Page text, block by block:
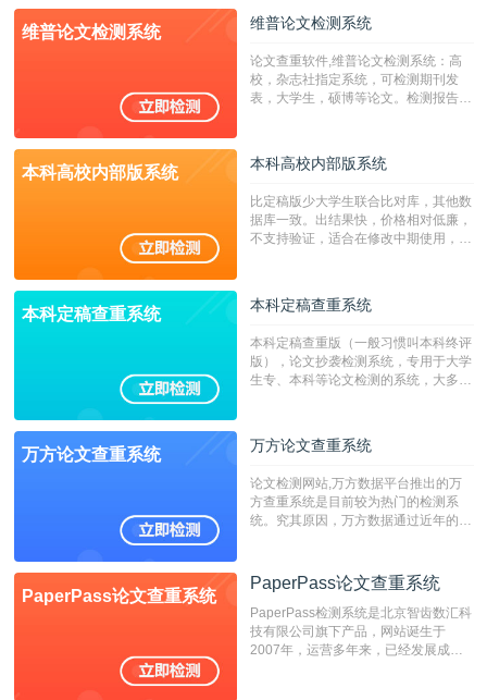
校用来检测硕博论文的系统，检测范围
广，数据来源真实，检测算法合理!本
字符数30万）
维普论文检测系统 维普论文检测系统
论文查重软件,维普论文检测系统：高
校，杂志社指定系统，可检测期刊发
表，大学生，硕博等论文。检测报告支
本科高校内部版系统 本科高校内部版系统
比定稿版少大学生联合比对库，其他数
据库一致。出结果快，价格相对低廉，
不支持验证，适合在修改中期使用，定
本科定稿查重系统 本科定稿查重系统
本科定稿查重版（一般习惯叫本科终评
版），论文抄袭检测系统，专用于大学
生专、本科等论文检测的系统，大多数
万方论文查重系统 万方论文查重系统
论文检测网站,万方数据平台推出的万
方查重系统是目前较为热门的检测系
统。究其原因，万方数据通过近年的发
检测系统，其真实性和权威性无可厚
非。其次，相对于知网而言，万方检测
费用少，上手容易，是学生初次论文查
重的推荐系统。
PaperPass论文查重系统
PaperPass论文查重系统
PaperPass检测系统是北京智齿数汇科
技有限公司旗下产品，网站诞生于
2007年，运营多年来，已经发展成为